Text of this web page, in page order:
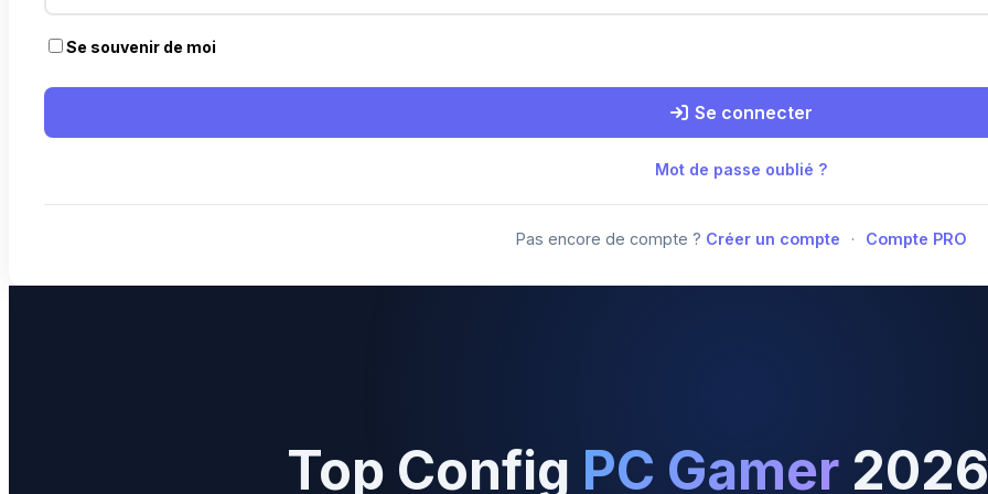
Se souvenir de moi
Se connecter
Mot de passe oublié ?
Pas encore de compte ? Créer un compte · Compte PRO
Top Config PC Gamer2026